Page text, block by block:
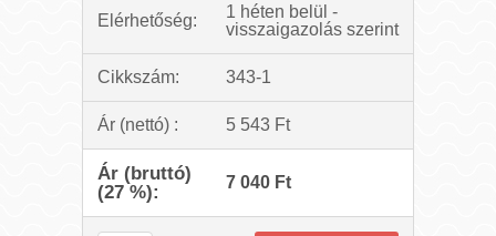
Elérhetőség:
1 héten belül -
visszaigazolás szerint
Cikkszám: 343-1
Ár (nettó) : 5 543 Ft
Ár (bruttó)
(27 %):
7 040 Ft